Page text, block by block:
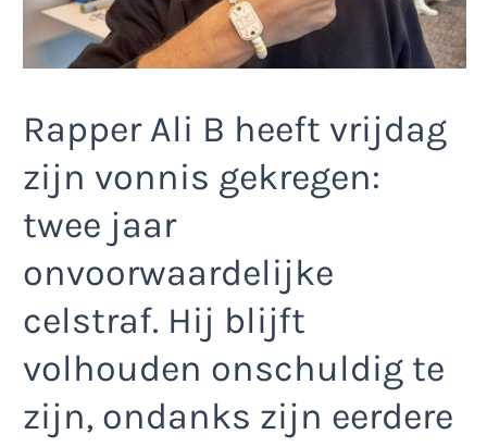
Rapper Ali B heeft vrijdag
zijn vonnis gekregen:
twee jaar
onvoorwaardelijke
celstraf. Hij blijft
volhouden onschuldig te
zijn, ondanks zijn eerdere